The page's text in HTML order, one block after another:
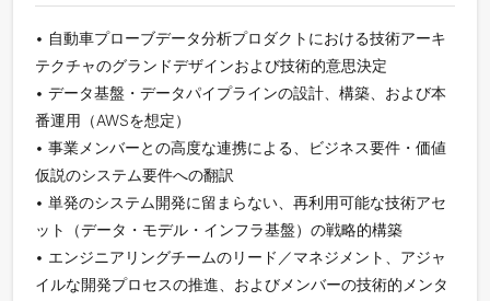
• 自動車プローブデータ分析プロダクトにおける技術アーキ
テクチャのグランドデザインおよび技術的意思決定
• データ基盤・データパイプラインの設計、構築、および本
番運用（AWSを想定）
• 事業メンバーとの高度な連携による、ビジネス要件・価値
仮説のシステム要件への翻訳
• 単発のシステム開発に留まらない、再利用可能な技術アセ
ット（データ・モデル・インフラ基盤）の戦略的構築
• エンジニアリングチームのリード／マネジメント、アジャ
イルな開発プロセスの推進、およびメンバーの技術的メンタ